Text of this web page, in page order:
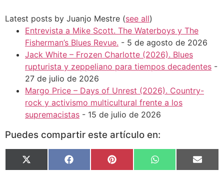
Latest posts by Juanjo Mestre (see all)
Entrevista a Mike Scott. The Waterboys y The
Fisherman’s Blues Revue. - 5 de agosto de 2026
Jack White – Frozen Charlotte (2026). Blues
rupturista y zeppeliano para tiempos decadentes -
27 de julio de 2026
Margo Price – Days of Unrest (2026). Country-
rock y activismo multicultural frente a los
supremacistas - 15 de julio de 2026
Puedes compartir este artículo en:
X
(Twitter)
Facebook Pinterest WhatsApp Email